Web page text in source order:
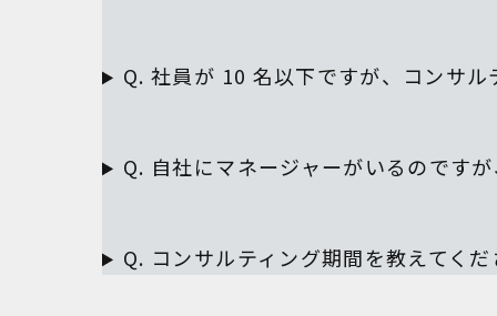
Q. 社員が 10 名以下ですが、コンサ
Q. 自社にマネージャーがいるのです
Q. コンサルティング期間を教えてく